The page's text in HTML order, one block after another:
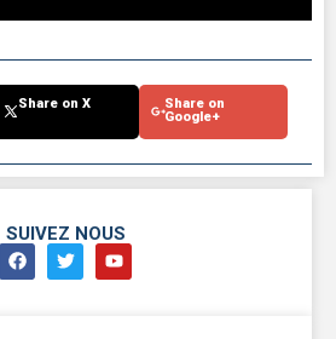
Share on X
Share on
Google+
SUIVEZ NOUS